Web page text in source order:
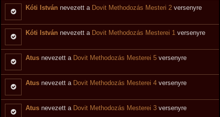
Kóti István nevezett a Dovit Methodozás Mesteri 2 versenyre
Kóti István nevezett a Dovit Methodozás Mesterei 1 versenyre
Atus nevezett a Dovit Methodozás Mesterei 5 versenyre
Atus nevezett a Dovit Methodozás Mesterei 4 versenyre
Atus nevezett a Dovit Methodozás Mesterei 3 versenyre